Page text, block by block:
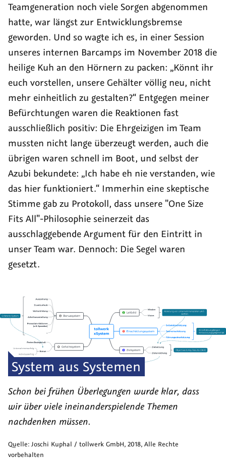
Teamgeneration noch viele Sorgen abgenommen
hatte, war längst zur Entwicklungsbremse
geworden. Und so wagte ich es, in einer Session
unseres internen Barcamps im November 2018 die
heilige Kuh an den Hörnern zu packen: „Könnt ihr
euch vorstellen, unsere Gehälter völlig neu, nicht
mehr einheitlich zu gestalten?“ Entgegen meiner
Befürchtungen waren die Reaktionen fast
ausschließlich positiv: Die Ehrgeizigen im Team
mussten nicht lange überzeugt werden, auch die
übrigen waren schnell im Boot, und selbst der
Azubi bekundete: „Ich habe eh nie verstanden, wie
das hier funktioniert.“ Immerhin eine skeptische
Stimme gab zu Protokoll, dass unsere "One Size
Fits All"-Philosophie seinerzeit das
ausschlaggebende Argument für den Eintritt in
unser Team war. Dennoch: Die Segel waren
gesetzt.
System aus Systemen
Schon bei frühen Überlegungen wurde klar, dass
wir über viele ineinanderspielende Themen
nachdenken müssen.
Quelle: Joschi Kuphal / tollwerk GmbH, 2018, Alle Rechte
vorbehalten